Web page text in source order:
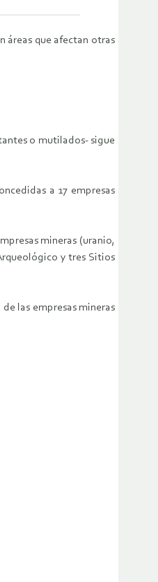
áreas que afectan otras
o mutilados- sigue
a 17 empresas
mineras (uranio,
y tres Sitios
las empresas mineras